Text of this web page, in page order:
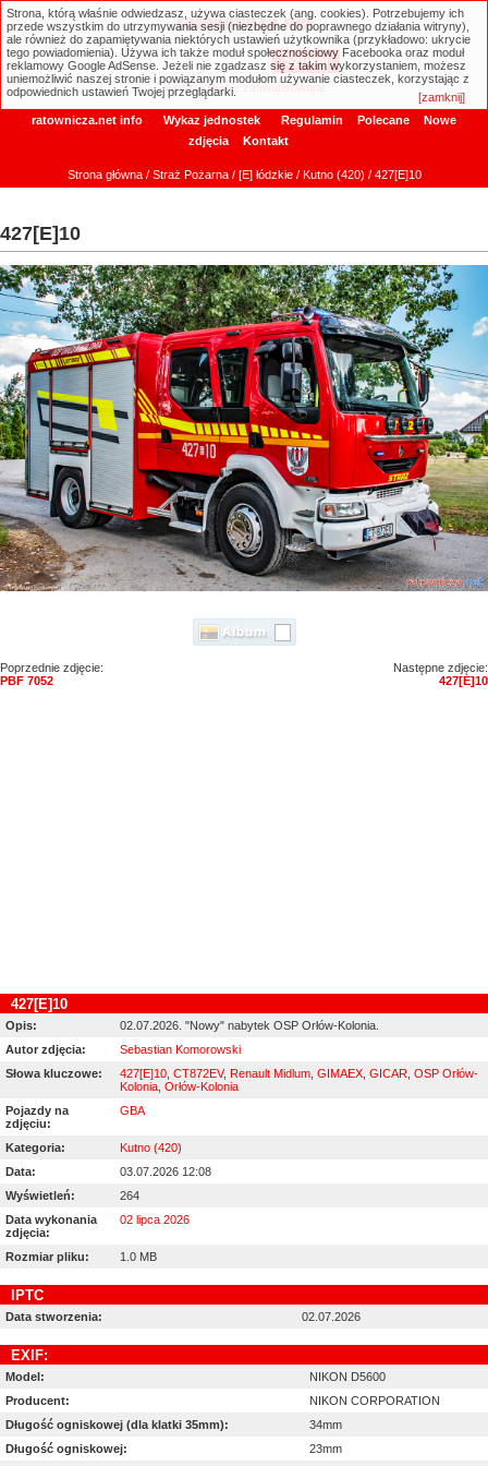
ratownicza.net
Wyszukiwanie zaawansowane
ratownicza.net info Wykaz jednostek Regulamin Polecane
Nowe
zdjęcia
Kontakt
Strona główna/ Straż Pożarna/ [E] łódzkie/ Kutno (420) / 427[E]10
427[E]10
Poprzednie zdjęcie:
PBF 7052
Następne zdjęcie:
427[E]10
427[E]10
Opis:
02.07.2026. "Nowy" nabytek OSP Orłów-Kolonia.
Autor zdjęcia:
Sebastian Komorowski
Słowa kluczowe:
427[E]10 CT872EV, Renault Midlum GIMAEX GICAR OSP Orłów-
Kolonia Orłów-Kolonia
Pojazdy na
zdjęciu:
GBA
Kategoria:
Kutno (420)
Data:
03.07.2026 12:08
Wyświetleń:
264
Data wykonania
zdjęcia:
02 lipca 2026
Rozmiar pliku: 1.0 MB
IPTC
Data stworzenia: 02.07.2026
EXIF:
Model:
NIKON D5600
Producent:
NIKON CORPORATION
Długość ogniskowej (dla klatki 35mm):
34mm
Długość ogniskowej:
23mm
Strona, którą właśnie odwiedzasz, używa ciasteczek (ang. cookies). Potrzebujemy ich
przede wszystkim do utrzymywania sesji (niezbędne do poprawnego działania witryny),
ale również do zapamiętywania niektórych ustawień użytkownika (przykładowo: ukrycie
tego powiadomienia). Używa ich także moduł społecznościowy Facebooka oraz moduł
reklamowy Google AdSense. Jeżeli nie zgadzasz się z takim wykorzystaniem, możesz
uniemożliwić naszej stronie i powiązanym modułom używanie ciasteczek, korzystając z
odpowiednich ustawień Twojej przeglądarki.
[zamknij]